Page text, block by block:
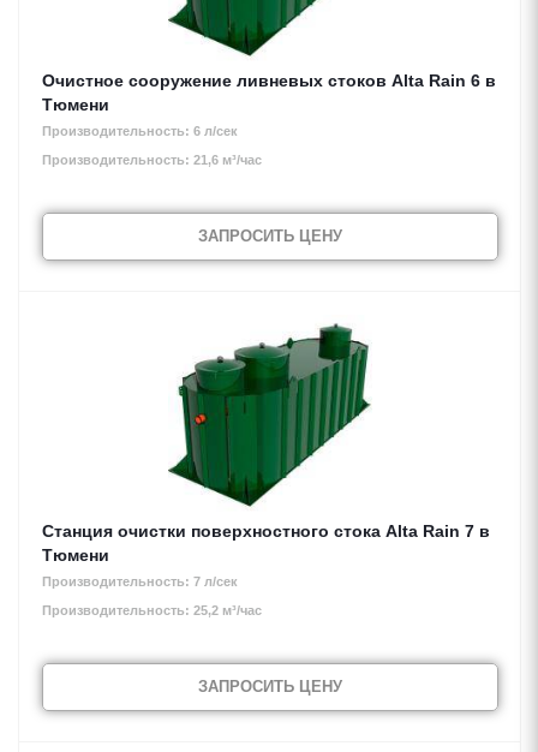
Очистное сооружение ливневых стоков Alta Rain 6 в
Тюмени
Производительность: 6 л/сек
Производительность: 21,6 м³/час
ЗАПРОСИТЬ ЦЕНУ
Станция очистки поверхностного стока Alta Rain 7 в
Тюмени
Производительность: 7 л/сек
Производительность: 25,2 м³/час
ЗАПРОСИТЬ ЦЕНУ